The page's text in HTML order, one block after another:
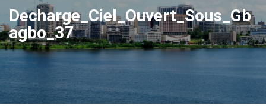
Decharge_Ciel_Ouvert_Sous_Gb
agbo_37